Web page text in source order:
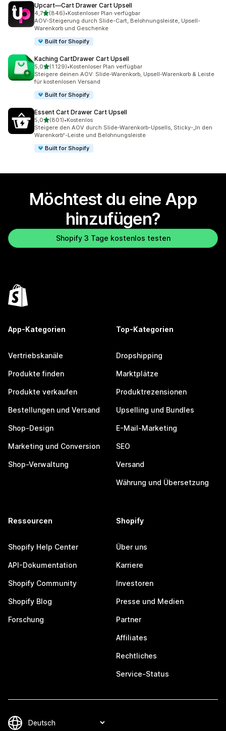
Upcart—Cart Drawer Cart Upsell
4,7von 5 Sternen
(846)
846 Rezensionen insgesamt
•Kostenloser Plan verfügbar
AOV-Steigerung durch Slide-Cart, Belohnungsleiste, Upsell-
Warenkorb und Geschenke
Built for Shopify
Kaching CartDrawer Cart Upsell
5,0von 5 Sternen
(1.129)
1129 Rezensionen insgesamt
•Kostenloser Plan verfügbar
Steigere deinen AOV: Slide-Warenkorb, Upsell-Warenkorb & Leiste
für kostenlosen Versand
Built for Shopify
Essent Cart Drawer Cart Upsell
5,0von 5 Sternen
(801)
801 Rezensionen insgesamt
•Kostenlos
Steigere den AOV durch Slide-Warenkorb-Upsells, Sticky-„In den
Warenkorb“-Leiste und Belohnungsleiste
Built for Shopify
Möchtest du eine App
hinzufügen?
Shopify 3 Tage kostenlos testen
App-Kategorien
Vertriebskanäle
Produkte finden
Produkte verkaufen
Bestellungen und Versand
Shop-Design
Marketing und Conversion
Shop-Verwaltung
Top-Kategorien
Dropshipping
Marktplätze
Produktrezensionen
Upselling und Bundles
E-Mail-Marketing
SEO
Versand
Währung und Übersetzung
Ressourcen
Shopify Help Center
API-Dokumentation
Shopify Community
Shopify Blog
Forschung
Shopify
Über uns
Karriere
Investoren
Presse und Medien
Partner
Affiliates
Rechtliches
Service-Status